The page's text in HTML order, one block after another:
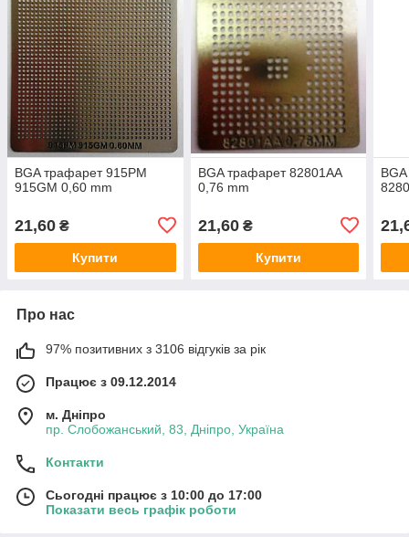
BGA трафарет 915PM
915GM 0,60 mm
21,60 ₴
Купити
BGA трафарет 82801AA
0,76 mm
21,60₴
Купити
Про нас
97% позитивних з 3106 відгуків за рік
Працює з 09.12.2014
м. Дніпро
пр. Слобожанський, 83, Дніпро, Україна
Контакти
Сьогодні працює з 10:00 до 17:00
Показати весь графік роботи